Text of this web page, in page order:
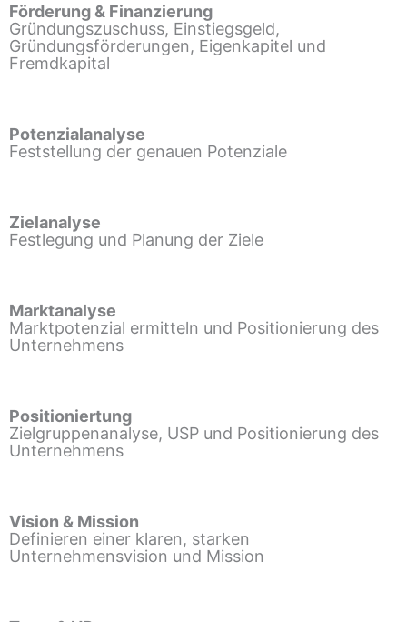
Förderung & Finanzierung
Gründungszuschuss, Einstiegsgeld,
Gründungsförderungen, Eigenkapitel und
Fremdkapital
Potenzialanalyse
Feststellung der genauen Potenziale
Zielanalyse
Festlegung und Planung der Ziele
Marktanalyse
Marktpotenzial ermitteln und Positionierung des
Unternehmens
Positioniertung
Zielgruppenanalyse, USP und Positionierung des
Unternehmens
Vision & Mission
Definieren einer klaren, starken
Unternehmensvision und Mission